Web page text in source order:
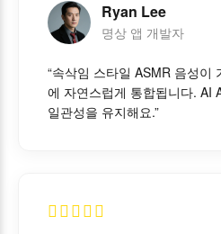
Ryan Lee
명상 앱 개발자
“속삭임 스타일 ASMR 음성이
에 자연스럽게 통합됩니다. AI
일관성을 유지해요.”